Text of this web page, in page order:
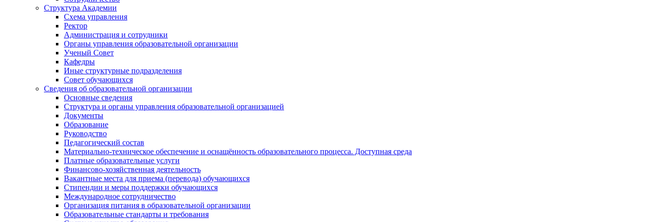
Структура Академии
Схема управления
Ректор
Администрация и сотрудники
Органы управления образовательной организации
Ученый Совет
Кафедры
Иные структурные подразделения
Совет обучающихся
Сведения об образовательной организации
Основные сведения
Структура и органы управления образовательной организацией
Документы
Образование
Руководство
Педагогический состав
Материально-техническое обеспечение и оснащённость образовательного процесса. Доступная среда
Платные образовательные услуги
Финансово-хозяйственная деятельность
Вакантные места для приема (перевода) обучающихся
Стипендии и меры поддержки обучающихся
Международное сотрудничество
Организация питания в образовательной организации
Образовательные стандарты и требования